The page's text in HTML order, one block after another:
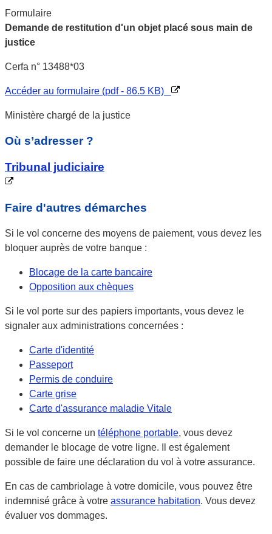
Formulaire
Demande de restitution d'un objet placé sous main de
justice
Cerfa n° 13488*03
Accéder au formulaire (pdf - 86.5 KB)
Ministère chargé de la justice
Où s’adresser ?
Tribunal judiciaire
Faire d'autres démarches
Si le vol concerne des moyens de paiement, vous devez les
bloquer auprès de votre banque :
Blocage de la carte bancaire
Opposition aux chèques
Si le vol porte sur des papiers importants, vous devez le
signaler aux administrations concernées :
Carte d'identité
Passeport
Permis de conduire
Carte grise
Carte d'assurance maladie Vitale
Si le vol concerne un téléphone portable, vous devez
demander le blocage de votre ligne. Il est également
possible de faire une déclaration du vol à votre assurance.
En cas de cambriolage à votre domicile, vous pouvez être
indemnisé grâce à votre assurance habitation. Vous devez
évaluer vos dommages.